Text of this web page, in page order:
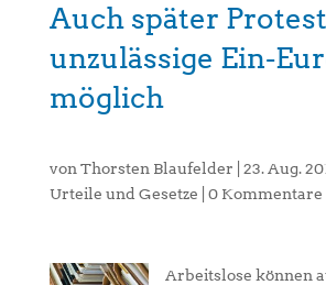
Auch später
unzulässige Ein-
möglich
von Thorsten Blaufelder 23. Aug.
Urteile und Gesetze
0 Kommentare
Arbeitslose können